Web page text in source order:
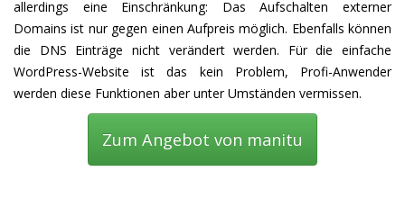
allerdings eine Einschränkung: Das Aufschalten externer
Domains ist nur gegen einen Aufpreis möglich. Ebenfalls können
die DNS Einträge nicht verändert werden. Für die einfache
WordPress-Website ist das kein Problem, Profi-Anwender
werden diese Funktionen aber unter Umständen vermissen.
Zum Angebot von manitu